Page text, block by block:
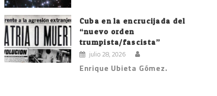
Cuba en la encrucijada del
“nuevo orden
trumpista/fascista”
julio 28, 2026
Enrique Ubieta Gómez.